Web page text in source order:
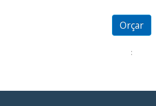
Orçar
: